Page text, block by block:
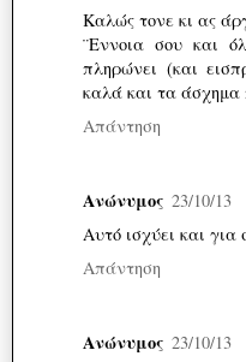
Καλώς τονε κι ας
¨Εννοια σου και
πληρώνει (και
καλά και τα άσχημα
Απάντηση
Ανώνυμος 23/10/13
Αυτό ισχύει και για
Απάντηση
Ανώνυμος 23/10/13